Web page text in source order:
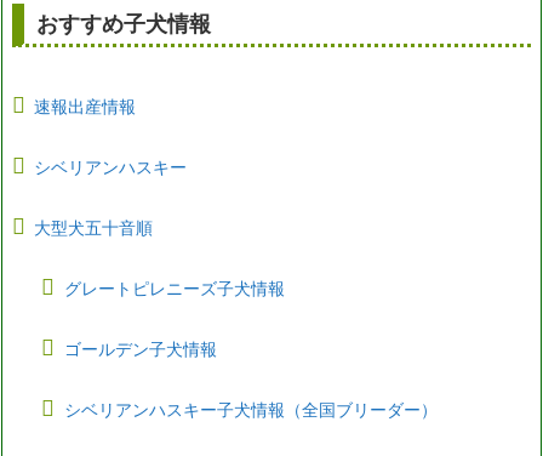
おすすめ子犬情報
速報出産情報
シベリアンハスキー
大型犬五十音順
グレートピレニーズ子犬情報
ゴールデン子犬情報
シベリアンハスキー子犬情報（全国ブリーダー）